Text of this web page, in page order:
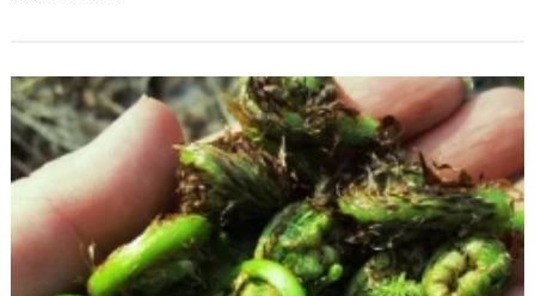
Search
for: